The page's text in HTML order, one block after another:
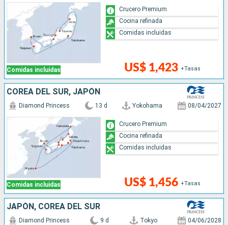
Comidas incluidas US$ 1,423 +Tasas
Crucero Premium
Cocina refinada
Comidas incluidas
COREA DEL SUR, JAPÓN
Comidas incluidas
Diamond Princess 13 d Yokohama 08/04/2027
US$ 1,456 +Tasas
Crucero Premium
Cocina refinada
Comidas incluidas
JAPÓN, COREA DEL SUR
Diamond Princess 9 d Tokyo 04/06/2028